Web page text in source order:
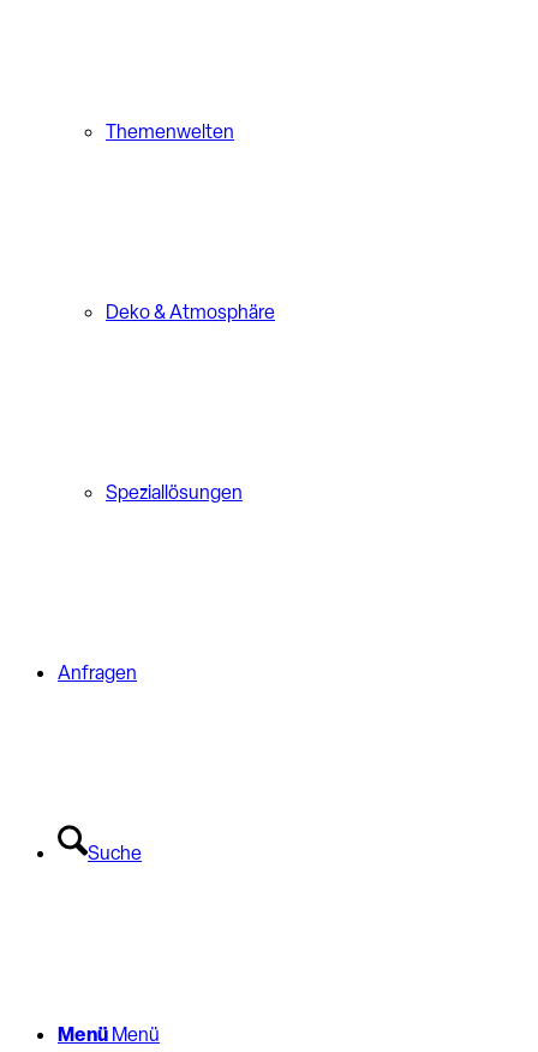
Themenwelten
Deko & Atmosphäre
Speziallösungen
Anfragen
Suche
MenüMenü